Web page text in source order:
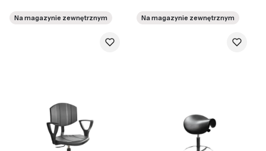
Na magazynie zewnętrznym Na magazynie zewnętrznym